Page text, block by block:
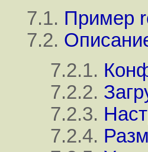
7.1. Пример
7.2.
7.2.1.
7.2.2.
7.2.3.
7.2.4.